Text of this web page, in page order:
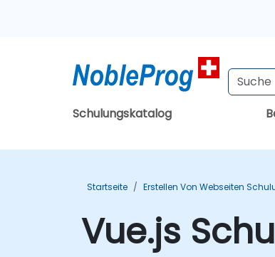
Schulungskatalog
Startseite Erstellen Von Webseiten
Vue.js